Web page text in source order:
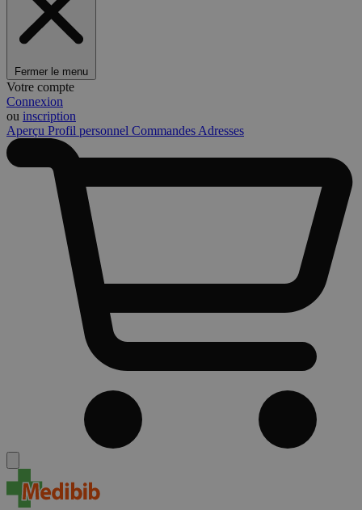
Fermer le menu
Votre compte
Connexion
ou inscription
Aperçu Profil personnel Commandes Adresses